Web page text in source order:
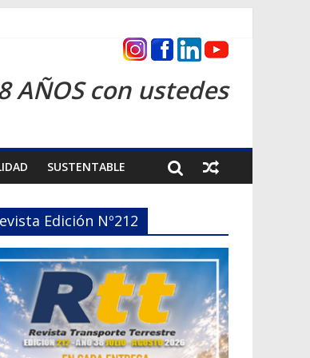
AÑOS con ustedes
SUSTENTABLE
Edición Nº212